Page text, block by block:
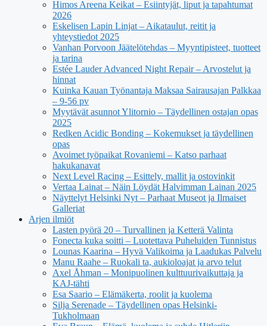
Himos Areena Keikat – Esiintyjät, liput ja tapahtumat
2026
Eskelisen Lapin Linjat – Aikataulut, reitit ja
yhteystiedot 2025
Vanhan Porvoon Jäätelötehdas – Myyntipisteet, tuotteet
ja tarina
Estée Lauder Advanced Night Repair – Arvostelut ja
hinnat
Kuinka Kauan Työnantaja Maksaa Sairausajan Palkkaa
– 9-56 pv
Myytävät asunnot Ylitornio – Täydellinen ostajan opas
2025
Redken Acidic Bonding – Kokemukset ja täydellinen
opas
Avoimet työpaikat Rovaniemi – Katso parhaat
hakukanavat
Next Level Racing – Esittely, mallit ja ostovinkit
Vertaa Lainat – Näin Löydät Halvimman Lainan 2025
Näyttelyt Helsinki Nyt – Parhaat Museot ja Ilmaiset
Galleriat
Arjen ilmiöt
Lasten pyörä 20 – Turvallinen ja Ketterä Valinta
Fonecta kuka soitti – Luotettava Puheluiden Tunnistus
Lounas Kaarina – Hyvä Valikoima ja Laadukas Palvelu
Manu Raahe – Ruokali ta, aukioloajat ja arvo telut
Axel Åhman – Monipuolinen kulttuurivaikuttaja ja
KAJ-tähti
Esa Saario – Elämäkerta, roolit ja kuolema
Silja Serenade – Täydellinen opas Helsinki-
Tukholmaan